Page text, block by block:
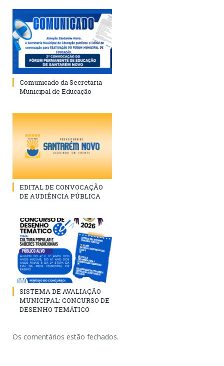
Comunicado da Secretaria
Municipal de Educação
EDITAL DE CONVOCAÇÃO
DE AUDIÊNCIA PÚBLICA
SISTEMA DE AVALIAÇÃO
MUNICIPAL: CONCURSO DE
DESENHO TEMÁTICO
Os comentários estão fechados.